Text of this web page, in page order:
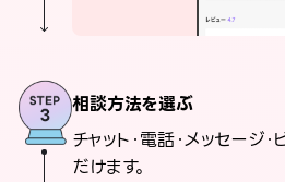
相談方法を選ぶ
チャット・電話・メッセージ
だけます。